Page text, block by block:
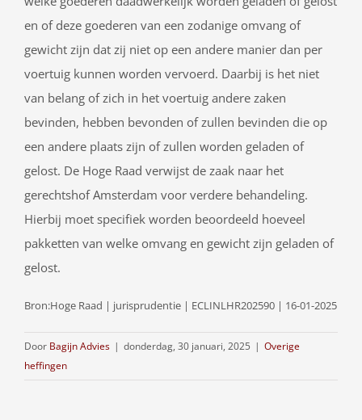
en of deze goederen van een zodanige omvang of
gewicht zijn dat zij niet op een andere manier dan per
voertuig kunnen worden vervoerd. Daarbij is het niet
van belang of zich in het voertuig andere zaken
bevinden, hebben bevonden of zullen bevinden die op
een andere plaats zijn of zullen worden geladen of
gelost. De Hoge Raad verwijst de zaak naar het
gerechtshof Amsterdam voor verdere behandeling.
Hierbij moet specifiek worden beoordeeld hoeveel
pakketten van welke omvang en gewicht zijn geladen of
gelost.
Bron:Hoge Raad | jurisprudentie | ECLINLHR202590 | 16-01-2025
Door Bagijn Advies | donderdag, 30 januari, 2025 | Overige
heffingen